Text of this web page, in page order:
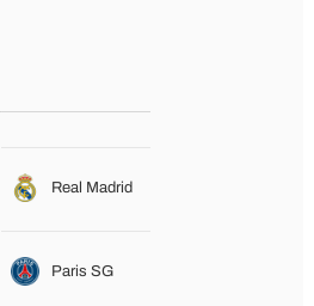
Real Madrid
Paris SG